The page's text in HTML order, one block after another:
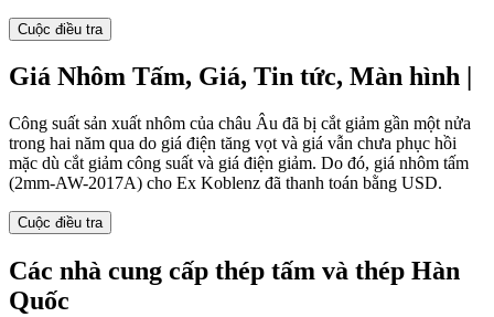
Cuộc điều tra
Giá Nhôm Tấm, Giá, Tin tức, Màn hình |
Công suất sản xuất nhôm của châu Âu đã bị cắt giảm gần một nửa
trong hai năm qua do giá điện tăng vọt và giá vẫn chưa phục hồi
mặc dù cắt giảm công suất và giá điện giảm. Do đó, giá nhôm tấm
(2mm-AW-2017A) cho Ex Koblenz đã thanh toán bằng USD.
Cuộc điều tra
Các nhà cung cấp thép tấm và thép Hàn
Quốc